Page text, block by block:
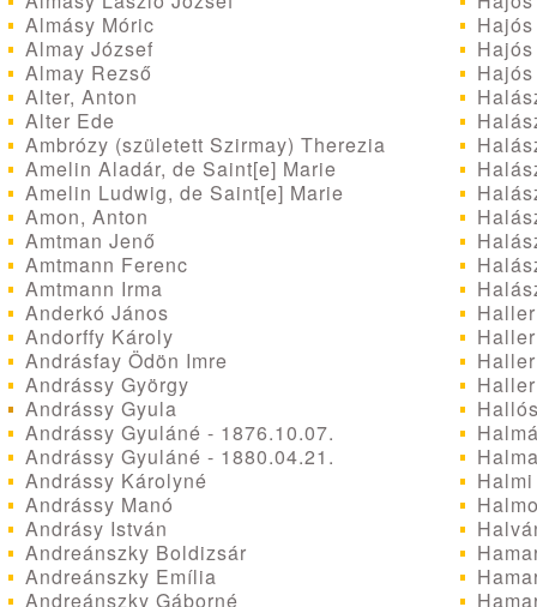
Almásy Móric
Almay József
Almay Rezső
Alter, Anton
Alter Ede
Ambrózy (született Szirmay) Therezia
Amelin Aladár, de Saint[e] Marie
Amelin Ludwig, de Saint[e] Marie
Amon, Anton
Amtman Jenő
Amtmann Ferenc
Amtmann Irma
Anderkó János
Andorffy Károly
Andrásfay Ödön Imre
Andrássy György
Andrássy Gyula
Andrássy Gyuláné - 1876.10.07.
Andrássy Gyuláné - 1880.04.21.
Andrássy Károlyné
Andrássy Manó
Andrásy István
Andreánszky Boldizsár
Andreánszky Emília
Andreánszky Gáborné